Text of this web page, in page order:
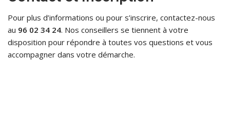
Pour plus d’informations ou pour s’inscrire, contactez-nous
au 96 02 34 24. Nos conseillers se tiennent à votre
disposition pour répondre à toutes vos questions et vous
accompagner dans votre démarche.